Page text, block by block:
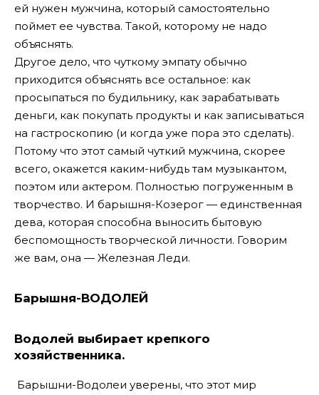
ей нужен мужчина, который самостоятельно
поймет ее чувства. Такой, которому не надо
объяснять.
Другое дело, что чуткому эмпату обычно
приходится объяснять все остальное: как
просыпаться по будильнику, как зарабатывать
деньги, как покупать продукты и как записываться
на гастроскопию (и когда уже пора это сделать).
Потому что этот самый чуткий мужчина, скорее
всего, окажется каким-нибудь там музыкантом,
поэтом или актером. Полностью погруженным в
творчество. И барышня-Козерог — единственная
дева, которая способна выносить бытовую
беспомощность творческой личности. Говорим
же вам, она — Железная Леди.
Барышня-ВОДОЛЕЙ
Водолей выбирает крепкого
хозяйственника.
Барышни-Водолеи уверены, что этот мир